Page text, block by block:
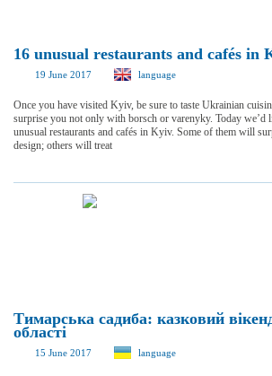
16 unusual restaurants and cafés in
19 June 2017 language
Once you have visited Kyiv, be sure to taste Ukrainian
surprise you not only with borsch or varenyky. Today we’d
unusual restaurants and cafés in Kyiv. Some of them will
design; others will treat
Тимарська садиба: казковий
області
15 June 2017 language